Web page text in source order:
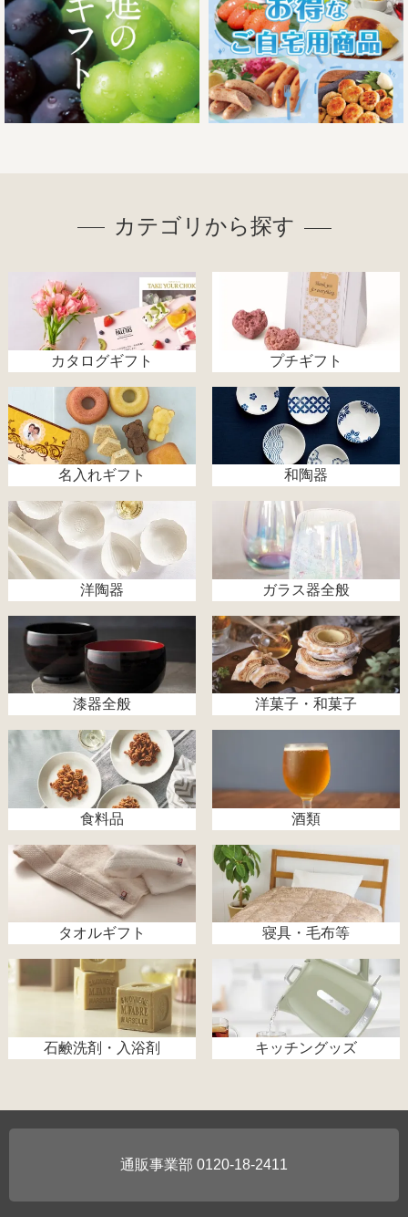
カテゴリから探す
カタログギフト プチギフト
名入れギフト 和陶器
洋陶器 ガラス器全般
漆器全般 洋菓子・和菓子
食料品 酒類
タオルギフト 寝具・毛布等
石鹸洗剤・入浴剤 キッチングッズ
0120-18-2411